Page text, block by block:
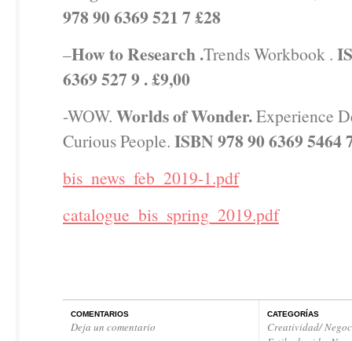
978 90 6369 521 7 £28
–How to Research .Trends Workbook .
6369 527 9 . £9,00
-WOW. Worlds of Wonder.Experience
Curious People. ISBN 978 90 6369 5464
bis_news_feb_2019-1.pdf
catalogue_bis_spring_2019.pdf
COMENTARIOS
Deja un comentario
CATEGORÍAS
Creatividad/